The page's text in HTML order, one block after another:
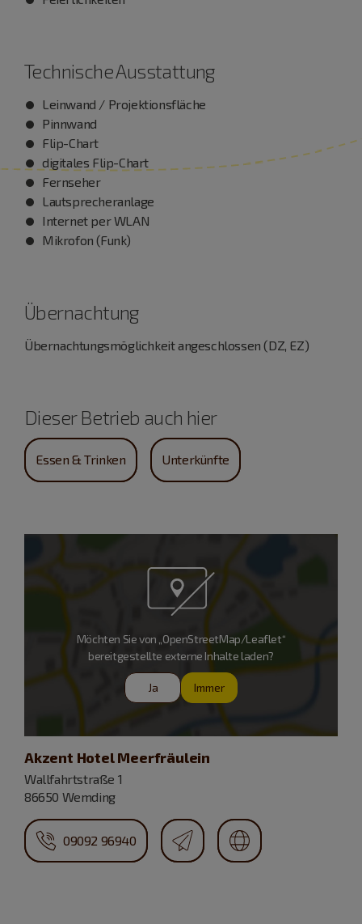
Technische Ausstattung
Leinwand / Projektionsfläche
Pinnwand
Flip-Chart
digitales Flip-Chart
Fernseher
Lautsprecheranlage
Internet per WLAN
Mikrofon (Funk)
Übernachtung
Übernachtungsmöglichkeit angeschlossen (DZ, EZ)
Dieser Betrieb auch hier
Essen & Trinken Unterkünfte
Möchten Sie von „OpenStreetMap/Leaflet“
bereitgestellte externe Inhalte laden?
Ja Immer
Akzent Hotel Meerfräulein
Wallfahrtstraße 1
86650 Wemding
09092 96940